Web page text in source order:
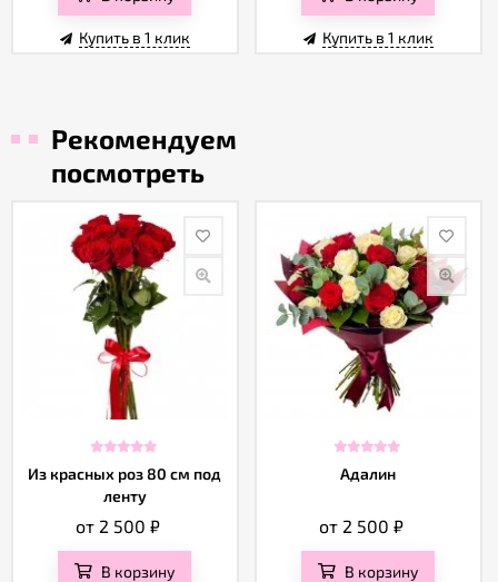
Купить в 1 клик Купить в 1 клик
Рекомендуем
посмотреть
Из красных роз 80 см под
ленту
от 2 500₽
В корзину
Адалин
от 2 500₽
В корзину